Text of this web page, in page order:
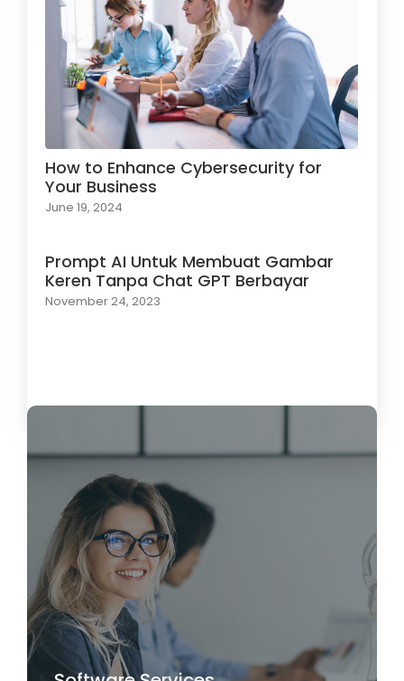
How to Enhance Cybersecurity for
Your Business
June 19, 2024
Prompt AI Untuk Membuat Gambar
Keren Tanpa Chat GPT Berbayar
November 24, 2023